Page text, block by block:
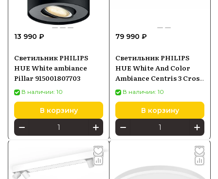
13 990 ₽
Светильник PHILIPS
HUE White ambiance
Pillar 915001807703
В наличии: 10
В корзину
79 990 ₽
Светильник PHILIPS
HUE White And Color
Ambiance Centris 3 Cross
929003809101
В наличии: 10
В корзину